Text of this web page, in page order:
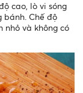
cao, lò vi sóng
bánh. Chế độ
nhỏ và không có